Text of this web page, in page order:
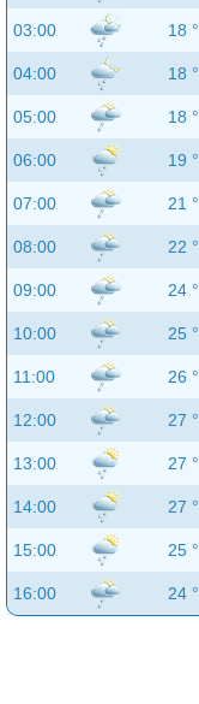
03:00 18 °
04:00 18 °
05:00 18 °
06:00 19 °
07:00 21 °
08:00 22 °
09:00 24 °
10:00 25 °
11:00 26 °
12:00 27 °
13:00 27 °
14:00 27 °
15:00 25 °
16:00 24 °